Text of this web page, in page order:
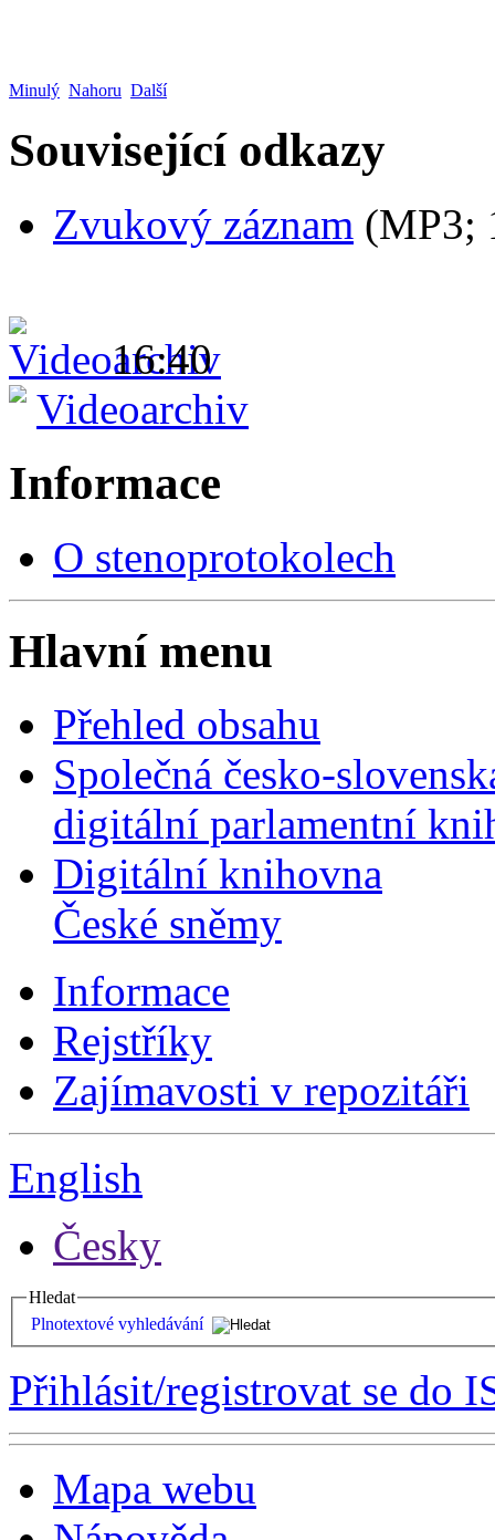
Minulý Nahoru Další
Související odkazy
Zvukový záznam (MP3;
16:40
Videoarchiv
Informace
O stenoprotokolech
Hlavní menu
Přehled obsahu
Společná česko-
digitální parlamentní
Digitální knihovna
České sněmy
Informace
Rejstříky
Zajímavosti v repozitáři
English
Česky
Hledat
Plnotextové vyhledávání
Přihlásit/registrovat se do
Mapa webu